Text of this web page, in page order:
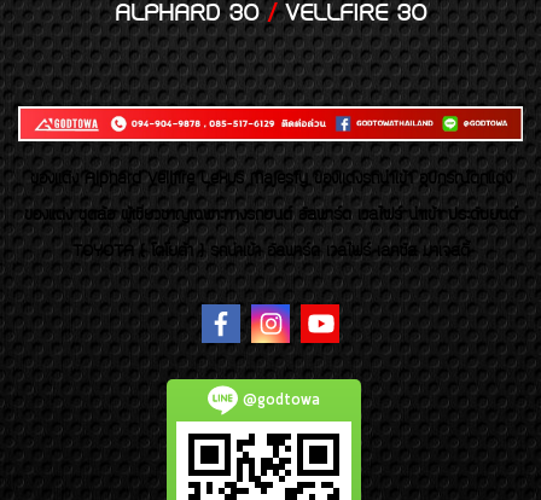
ALPHARD 30/VELLFIRE 30
ของเเต่ง Alphard Vellfire Lexus Majesty ของเเต่งรถนำเข้า อุปกรณ์ตกแต่ง
ของแต่ง ชุดล้อ ผู้เชี่ยวชาญเฉพาะทางรถยนต์ อัลพาร์ด เวลไฟร์ นำเข้า ประดับยนต์
TOYOTA ( โตโยต้า ) รถนำเข้า อัลพาร์ด เวลไฟร์ เลกซัส มาเจสตี้
@godtowa